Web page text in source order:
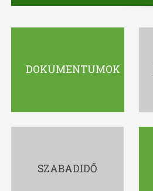
DOKUMENTUMOK
SZABADIDŐ